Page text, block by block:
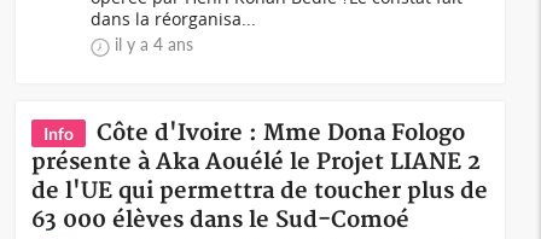
dans la réorganisa...
il y a 4 ans
Info
Côte d'Ivoire : Mme Dona Fologo
présente à Aka Aouélé le Projet LIANE 2
de l'UE qui permettra de toucher plus de
63 000 élèves dans le Sud-Comoé